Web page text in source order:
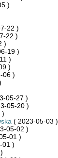
)
22 )
22 )
)
19 )
)
)
06 )
05-27 )
05-20 )
)
( 2023-05-03 )
05-02 )
01 )
01 )